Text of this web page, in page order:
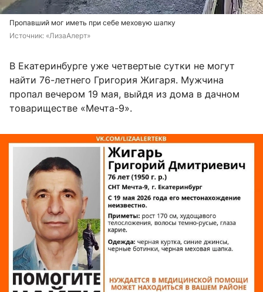
Пропавший мог иметь при себе меховую шапку
Источник: «ЛизаАлерт»
В Екатеринбурге уже четвертые сутки не могут
найти 76-летнего Григория Жигаря. Мужчина
пропал вечером 19 мая, выйдя из дома в дачном
товариществе «Мечта-9».